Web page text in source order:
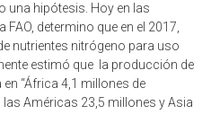
determino que en el 2017,
nutrientes nitrógeno para uso
estimó que la producción de
“África 4,1 millones de
Américas 23,5 millones y Asia